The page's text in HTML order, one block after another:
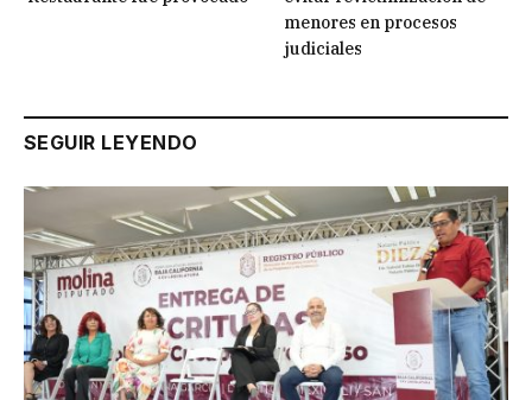
menores en procesos
judiciales
SEGUIR LEYENDO